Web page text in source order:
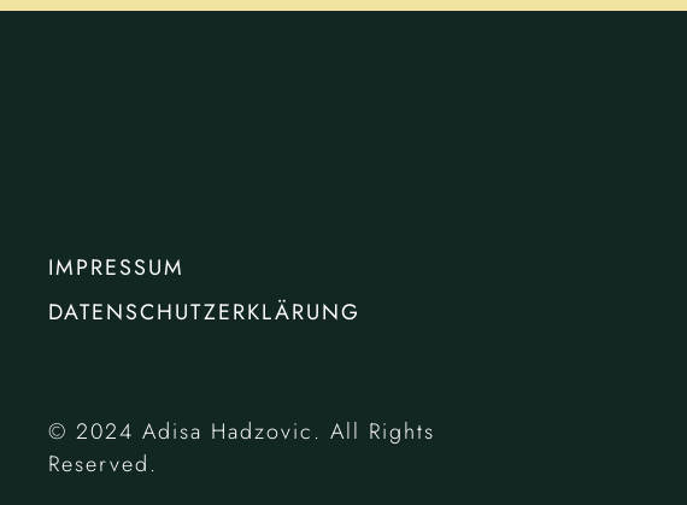
IMPRESSUM
DATENSCHUTZERKLÄRUNG
© 2024 Adisa Hadzovic. All Rights
Reserved.